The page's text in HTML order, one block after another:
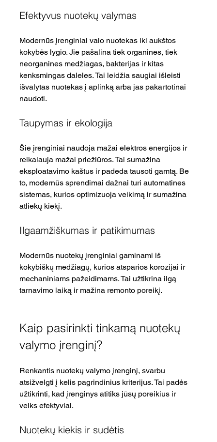
Efektyvus nuotekų valymas
Modernūs įrenginiai valo nuotekas iki aukštos
kokybės lygio. Jie pašalina tiek organines, tiek
neorganines medžiagas, bakterijas ir kitas
kenksmingas daleles. Tai leidžia saugiai išleisti
išvalytas nuotekas į aplinką arba jas pakartotinai
naudoti.
Taupymas ir ekologija
Šie įrenginiai naudoja mažai elektros energijos ir
reikalauja mažai priežiūros. Tai sumažina
eksploatavimo kaštus ir padeda tausoti gamtą. Be
to, modernūs sprendimai dažnai turi automatines
sistemas, kurios optimizuoja veikimą ir sumažina
atliekų kiekį.
Ilgaamžiškumas ir patikimumas
Modernūs nuotekų įrenginiai gaminami iš
kokybiškų medžiagų, kurios atsparios korozijai ir
mechaniniams pažeidimams. Tai užtikrina ilgą
tarnavimo laiką ir mažina remonto poreikį.
Kaip pasirinkti tinkamą nuotekų
valymo įrenginį?
Renkantis nuotekų valymo įrenginį, svarbu
atsižvelgti į kelis pagrindinius kriterijus. Tai padės
užtikrinti, kad įrenginys atitiks jūsų poreikius ir
veiks efektyviai.
Nuotekų kiekis ir sudėtis